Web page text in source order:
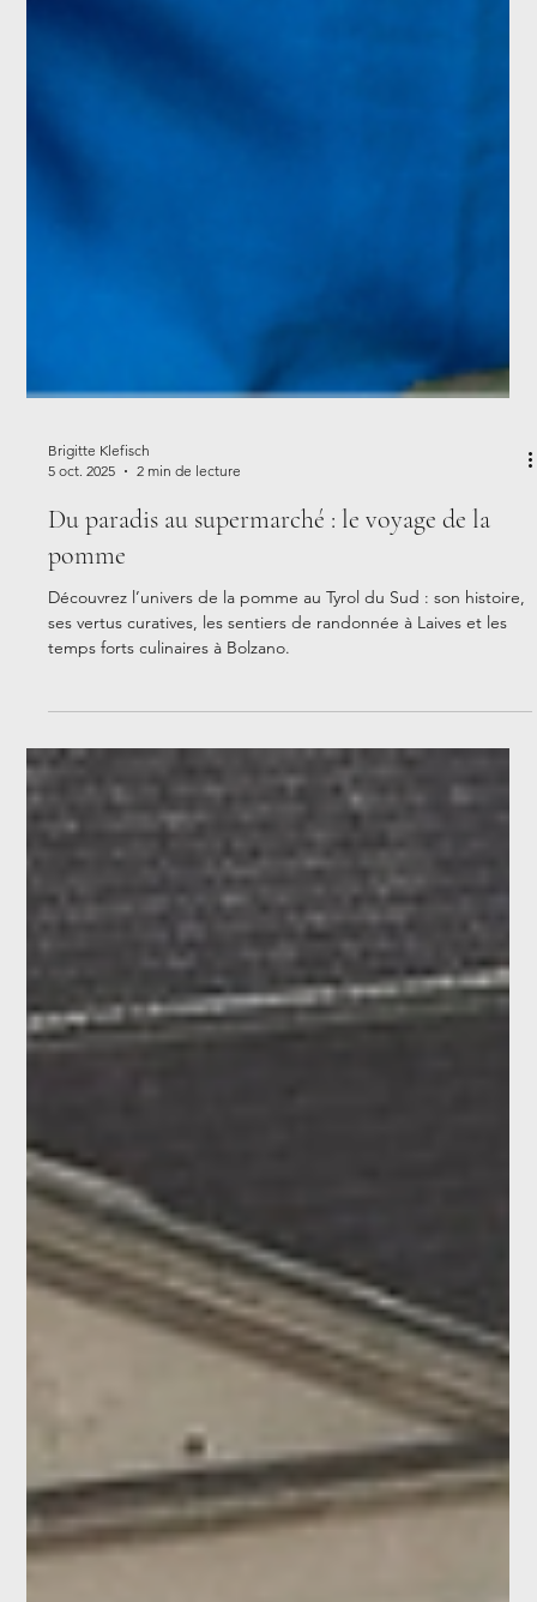
Brigitte Klefisch
5 oct. 2025
2 min de lecture
Découvrez l’univers de la pomme au Tyrol du Sud : son histoire,
ses vertus curatives, les sentiers de randonnée à Laives et les
temps forts culinaires à Bolzano.